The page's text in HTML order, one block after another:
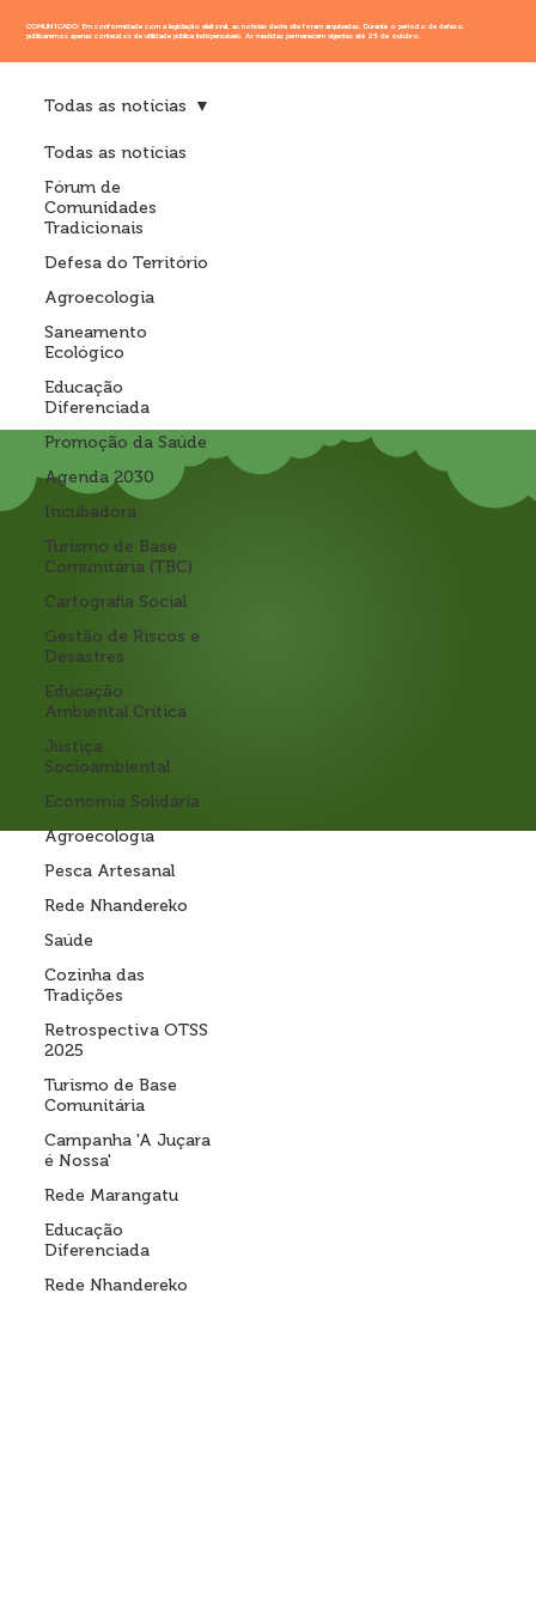
COMUNICADO: Em conformidade com a legislação eleitoral, as notícias deste site foram arquivadas. Durante o período de defeso,
publicaremos apenas conteúdos de utilidade pública indispensáveis. As medidas permanecem vigentes até 25 de outubro.
Todas as notícias
Fórum de
Comunidades
Tradicionais
Defesa do Território
Agroecologia
Saneamento
Ecológico
Educação
Diferenciada
Promoção da Saúde
Agenda 2030
Incubadora
Turismo de Base
Comunitária (TBC)
Cartografia Social
Gestão de Riscos e
Desastres
Educação
Ambiental Crítica
Justiça
Socioambiental
Economia Solidária
Agroecologia
Pesca Artesanal
Rede Nhandereko
Saúde
Cozinha das
Tradições
Retrospectiva OTSS
2025
Turismo de Base
Comunitária
Campanha 'A Juçara
é Nossa'
Rede Marangatu
Educação
Diferenciada
Rede Nhandereko
Todas as notícias